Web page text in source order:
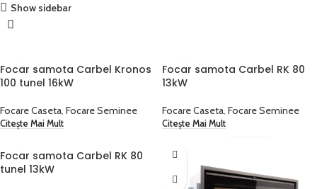
Show sidebar
Focar samota Carbel Kronos
100 tunel 16kW
Focare Caseta, Focare Seminee
Citește Mai Mult
Focar samota Carbel RK 80
13kW
Focare Caseta, Focare Seminee
Citește Mai Mult
Focar samota Carbel RK 80
tunel 13kW